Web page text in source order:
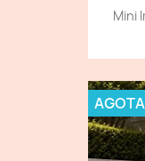
Mini